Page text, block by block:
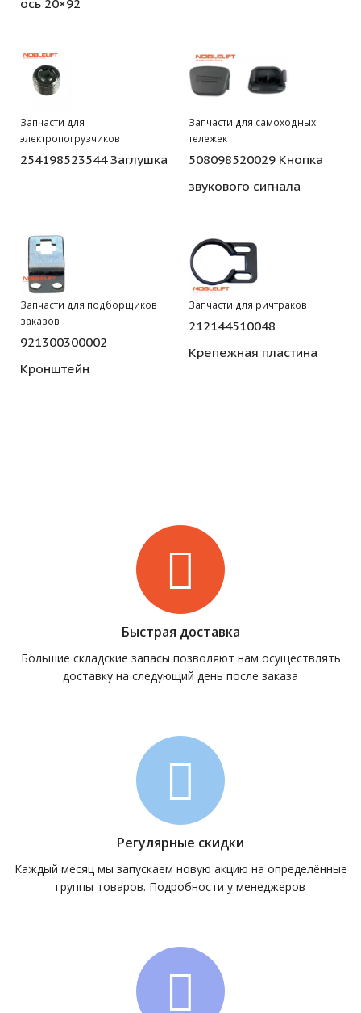
Запчасти для
электропогрузчиков
254198523544 Заглушка
Запчасти для самоходных
тележек
508098520029 Кнопка
звукового сигнала
Запчасти для подборщиков
заказов
921300300002
Кронштейн
Запчасти для ричтраков
212144510048
Крепежная пластина
Быстрая доставка
Большие складские запасы позволяют нам осуществлять
доставку на следующий день после заказа
Регулярные скидки
Каждый месяц мы запускаем новую акцию на определённые
группы товаров. Подробности у менеджеров